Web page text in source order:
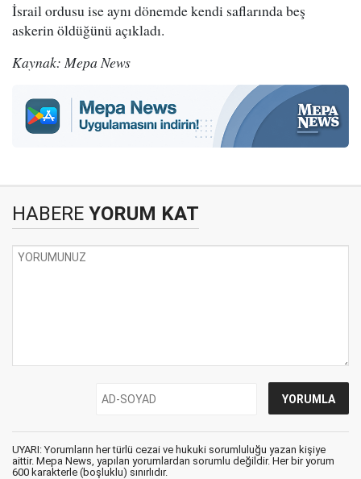
İsrail ordusu ise aynı dönemde kendi saflarında beş
askerin öldüğünü açıkladı.
Kaynak: Mepa News
HABERE YORUM KAT
UYARI: Yorumların her türlü cezai ve hukuki sorumluluğu yazan kişiye
aittir. Mepa News, yapılan yorumlardan sorumlu değildir. Her bir yorum
600 karakterle (boşluklu) sınırlıdır.